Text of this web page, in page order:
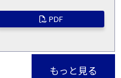
PDF
もっと見る